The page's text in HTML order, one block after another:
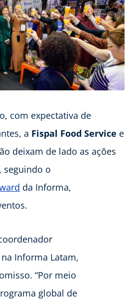
com expectativa de
a Fispal Food Service e
deixam de lado as ações
seguindo o
da Informa,
Informa Latam,
“Por meio
global de